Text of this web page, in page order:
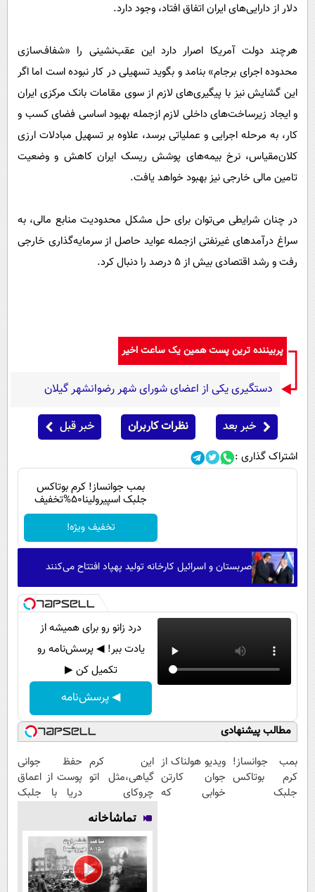
دلار از دارایی‌های ایران اتفاق افتاد، وجود دارد.
هرچند دولت آمریکا اصرار دارد این عقب‌نشینی را «شفاف‌سازی
محدوده اجرای برجام» بنامد و بگوید تسهیلی در کار نبوده است اما اگر
این گشایش نیز با پیگیری‌های لازم از سوی مقامات بانک مرکزی ایران
و ایجاد زیرساخت‌های داخلی لازم ازجمله بهبود اساسی فضای کسب و
کار، به مرحله اجرایی و عملیاتی برسد، علاوه بر تسهیل مبادلات ارزی
کلان‌مقیاس، نرخ‌ بیمه‌های پوشش ریسک ایران کاهش و وضعیت
تامین مالی خارجی نیز بهبود خواهد یافت.
در چنان شرایطی می‌توان برای حل مشکل محدودیت منابع مالی، به
سراغ درآمدهای غیرنفتی ازجمله عواید حاصل از سرمایه‌گذاری خارجی
رفت و رشد اقتصادی بیش از ٥ درصد را دنبال کرد.
پربیننده ترین پست همین یک ساعت اخیر
دستگیری یکی از اعضای شورای شهر رضوانشهر گیلان
خبر بعد نظرات کاربران خبر قبل
اشتراک گذاری :
بمب جوانساز! کرم بوتاکس
جلبک اسپیرولینا50%تخفیف
تخفیف ویژه!
صربستان و اسرائیل کارخانه تولید پهپاد افتتاح می‌کنند
درد زانو رو برای همیشه از
یادت ببر! ◀ پرسش‌نامه رو
تکمیل کن ▶
◀ پرسش‌نامه
مطالب پیشنهادی
بمب جوانساز!
کرم بوتاکس
جلبک
ویدیو هولناک از
جوان کارتن
خوابی که
این کرم
گیاهی،مثل اتو
چروکای
پوستتوصاف
میکنه!50%تخفیف
حفظ جوانی
پوست از اعماق
دریا با جلبک
تماشاخانه